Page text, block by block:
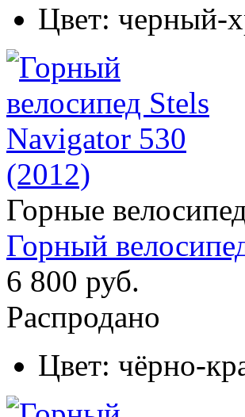
Цвет: черный-
Горные
Горный
6 800 руб.
Распродано
Цвет: чёрно-